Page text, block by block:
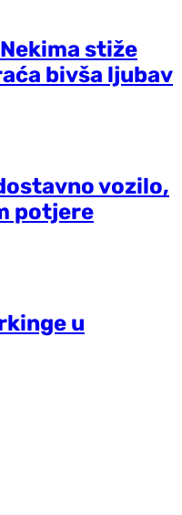
stiže
bivša ljubav
vozilo,
potjere
u